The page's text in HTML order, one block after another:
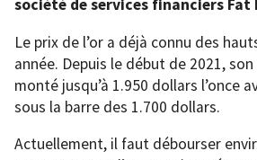
société de services financiers Fat
Le prix de l’or a déjà connu des
année. Depuis le début de 2021,
monté jusqu’à 1.950 dollars l’once
sous la barre des 1.700 dollars.
Actuellement, il faut débourser